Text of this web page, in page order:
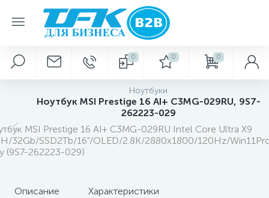
0 0 0
Ноутбуки
Ноутбук MSI Prestige 16 AI+ C3MG-029RU, 9S7-
262223-029
MSI Prestige 16 AI+ C3MG-029RU Intel Core Ultra X9
32Gb/SSD2Tb/16"/OLED/2.8K/2880x1800/120Hz/
(9S7-262223-029)
Описание Характеристики